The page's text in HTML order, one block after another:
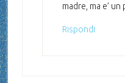
madre, ma e’
Rispondi